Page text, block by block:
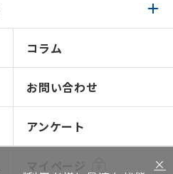
ト＆処方提案）
トップコラム
お問い合わせ
アンケート
×